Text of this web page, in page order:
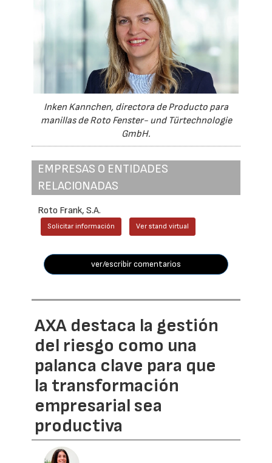
Inken Kannchen, directora de Producto para
manillas de Roto Fenster- und Türtechnologie
GmbH.
EMPRESAS O ENTIDADES
RELACIONADAS
Roto Frank, S.A.
Solicitar información Ver stand virtual
ver/escribir comentarios
AXA destaca la gestión
del riesgo como una
palanca clave para que
la transformación
empresarial sea
productiva